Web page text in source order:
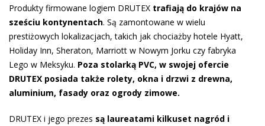
Produkty firmowane logiem DRUTEX trafiają do krajów na
sześciu kontynentach. Są zamontowane w wielu
prestiżowych lokalizacjach, takich jak chociażby hotele Hyatt,
Holiday Inn, Sheraton, Marriott w Nowym Jorku czy fabryka
Lego w Meksyku. Poza stolarką PVC, w swojej ofercie
DRUTEX posiada także rolety, okna i drzwi z drewna,
aluminium, fasady oraz ogrody zimowe.
DRUTEX i jego prezes są laureatami kilkuset nagród i